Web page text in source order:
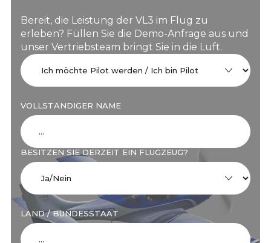
Bereit, die Leistung der VL3 im Flug zu
erleben? Füllen Sie die Demo-Anfrage aus und
unser Vertriebsteam bringt Sie in die Luft.
VOLLSTÄNDIGER NAME
BESITZEN SIE DERZEIT EIN FLUGZEUG?
LAND / BUNDESSTAAT